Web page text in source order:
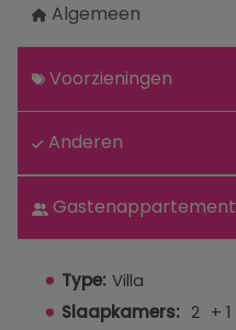
Algemeen
Voorzieningen
Anderen
Gastenappartement
Type: Villa
Slaapkamers: 2 + 1